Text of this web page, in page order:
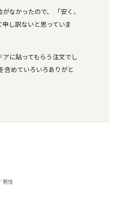
なかったので、 「安く、
し訳ないと思っていま
に貼ってもらう注文でし
含めていろいろありがと
男性